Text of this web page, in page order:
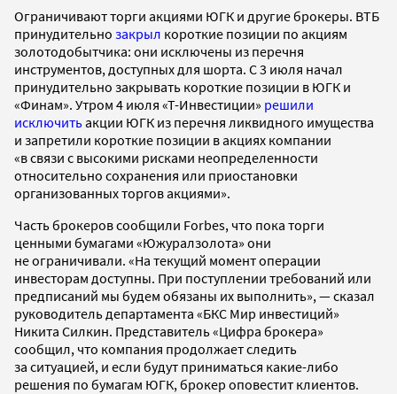
Ограничивают торги акциями ЮГК и другие брокеры. ВТБ
принудительно закрыл короткие позиции по акциям
золотодобытчика: они исключены из перечня
инструментов, доступных для шорта. С 3 июля начал
принудительно закрывать короткие позиции в ЮГК и
«Финам». Утром 4 июля «Т-Инвестиции» решили
исключитьакции ЮГК из перечня ликвидного имущества
и запретили короткие позиции в акциях компании
«в связи с высокими рисками неопределенности
относительно сохранения или приостановки
организованных торгов акциями».
Часть брокеров сообщили Forbes, что пока торги
ценными бумагами «Южуралзолота» они
не ограничивали. «На текущий момент операции
инвесторам доступны. При поступлении требований или
предписаний мы будем обязаны их выполнить», — сказал
руководитель департамента «БКС Мир инвестиций»
Никита Силкин. Представитель «Цифра брокера»
сообщил, что компания продолжает следить
за ситуацией, и если будут приниматься какие-либо
решения по бумагам ЮГК, брокер оповестит клиентов.